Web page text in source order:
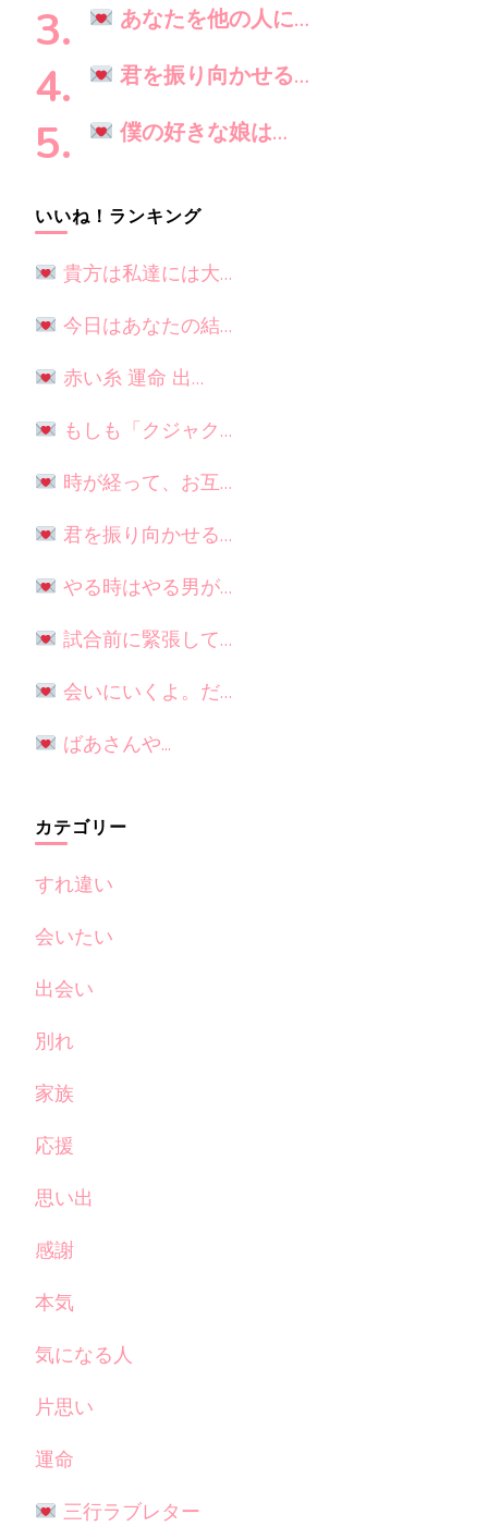
?
あなたを他の人に…
君を振り向かせる…
僕の好きな娘は…
いいね！ランキング
貴方は私達には大…
今日はあなたの結…
赤い糸 運命 出…
もしも「クジャク…
時が経って、お互…
君を振り向かせる…
やる時はやる男が…
試合前に緊張して…
会いにいくよ。だ…
ばあさんや...
カテゴリー
すれ違い
会いたい
出会い
別れ
家族
応援
思い出
感謝
本気
気になる人
片思い
運命
三行ラブレター